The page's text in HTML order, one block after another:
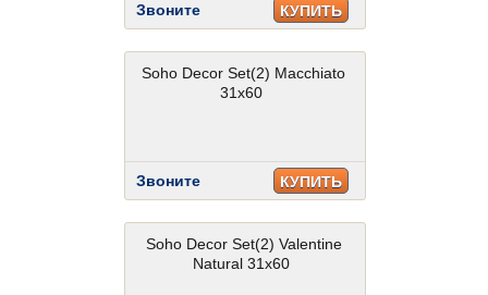
Звоните КУПИТЬ
Soho Decor Set(2) Macchiato
31x60
Звоните КУПИТЬ
Soho Decor Set(2) Valentine
Natural 31x60